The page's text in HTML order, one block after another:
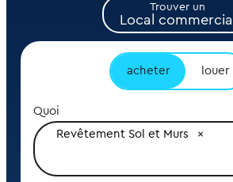
Trouver un
Local commercial
acheter louer
Quoi
Revêtement Sol et Murs